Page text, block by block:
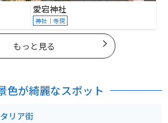
愛宕神社
神社｜寺院
もっと見る
色が綺麗なスポット
リア街